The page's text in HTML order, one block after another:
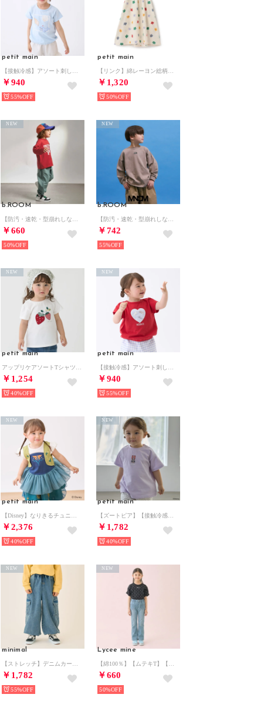
petit main
￥940
55%
petit main
￥1,320
50%
b.ROOM
￥660
NEW
50%
b.ROOM
￥742
NEW
55%
petit main
￥1,254
NEW
40%
petit main
￥940
NEW
55%
petit main
￥2,376
NEW
40%
petit main
￥1,782
NEW
40%
minimal
￥1,782
NEW
55%
Lycee mine
￥660
NEW
50%